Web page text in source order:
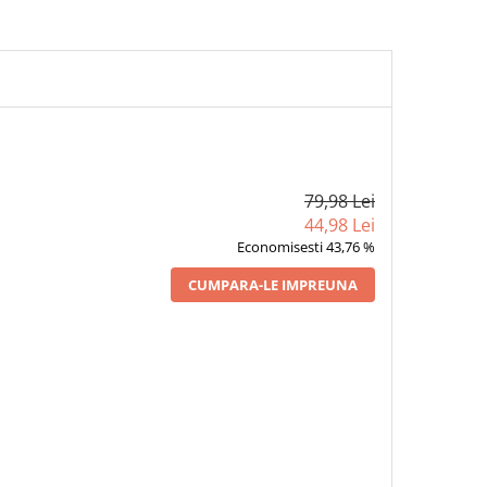
79,98 Lei
44,98 Lei
Economisesti 43,76 %
CUMPARA-LE IMPREUNA